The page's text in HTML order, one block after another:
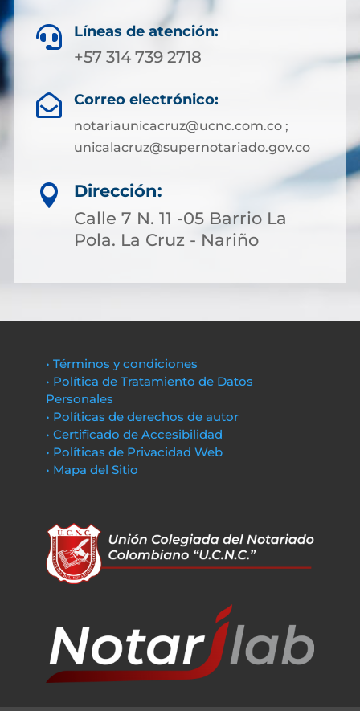
 Líneas de atención:
+57 314 739 2718
 Correo electrónico:
notariaunicacruz@ucnc.com.co ;
unicalacruz@supernotariado.gov.co

Dirección:
Calle 7 N. 11 -05 Barrio La
Pola. La Cruz - Nariño
• Términos y condiciones
• Política de Tratamiento de Datos
Personales
• Políticas de derechos de autor
• Certificado de Accesibilidad
• Políticas de Privacidad Web
• Mapa del Sitio